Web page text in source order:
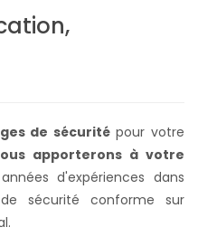
de sécuritépour votre
ous apporterons à votre
d'expériences dans
sécurité conforme sur